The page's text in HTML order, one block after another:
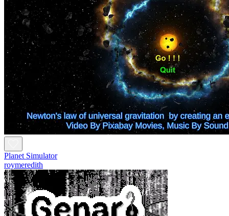
Planet Simulator
roymeredith